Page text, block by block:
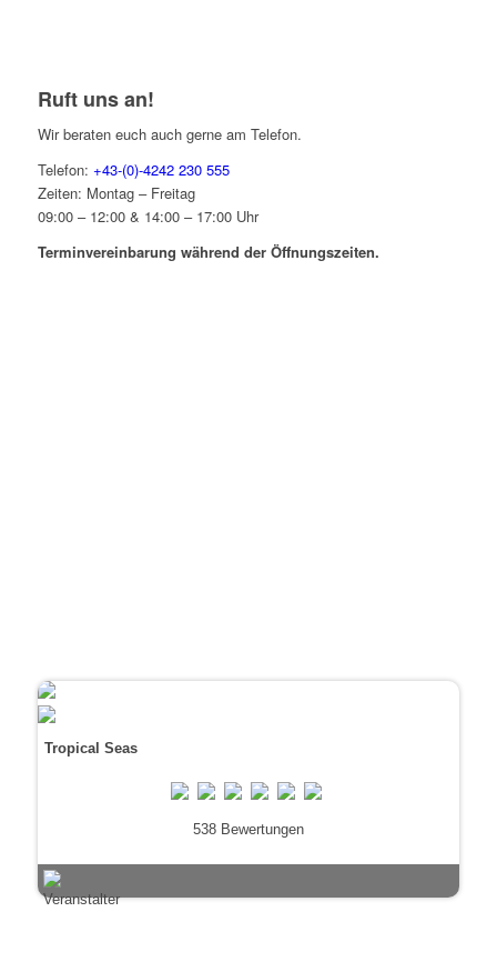
Ruft uns an!
Wir beraten euch auch gerne am Telefon.
Telefon: +43-(0)-4242 230 555
Zeiten: Montag – Freitag
09:00 – 12:00 & 14:00 – 17:00 Uhr
Terminvereinbarung während der Öffnungszeiten.
Tropical Seas
538 Bewertungen